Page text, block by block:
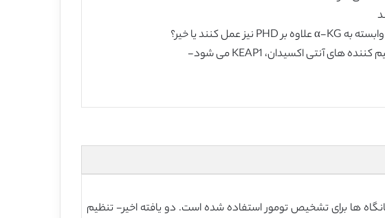
ها برای تشخیص تومور استفاده شده است. دو یافته اخیر- تنظیم